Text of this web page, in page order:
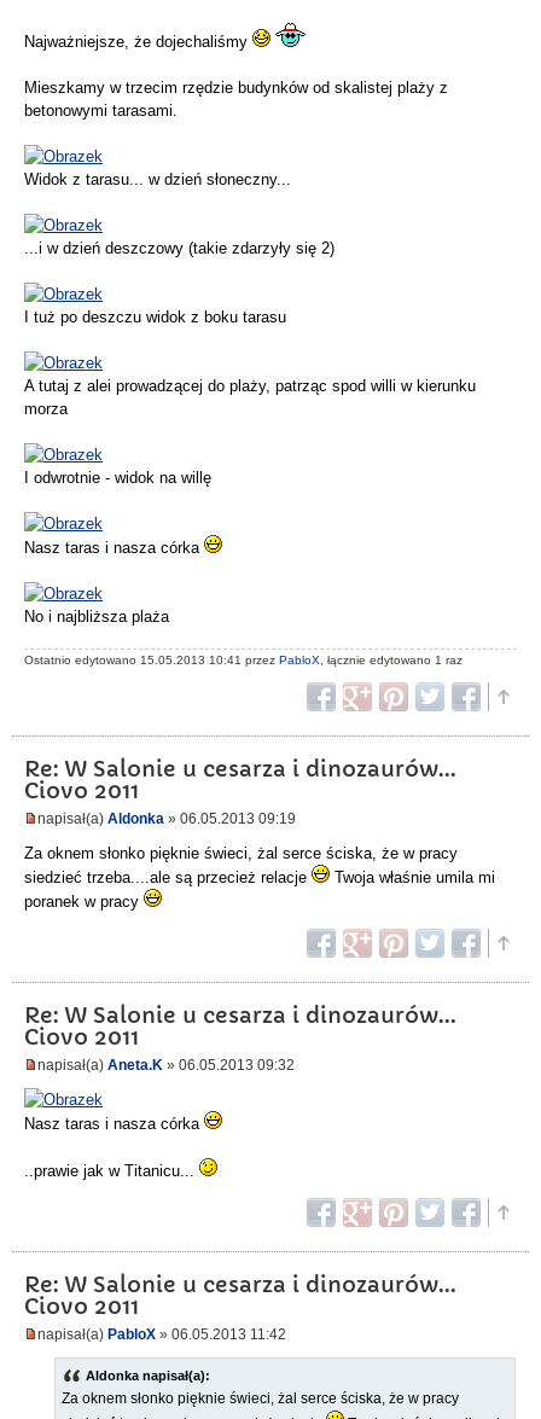
Najważniejsze, że dojechaliśmy
Mieszkamy w trzecim rzędzie budynków od skalistej plaży z
betonowymi tarasami.
Widok z tarasu... w dzień słoneczny...
...i w dzień deszczowy (takie zdarzyły się 2)
I tuż po deszczu widok z boku tarasu
A tutaj z alei prowadzącej do plaży, patrząc spod willi w kierunku
morza
I odwrotnie - widok na willę
Nasz taras i nasza córka
No i najbliższa plaża
Ostatnio edytowano 15.05.2013 10:41 przez PabloX , łącznie edytowano 1 raz
Re: W Salonie u cesarza i dinozaurów...
Ciovo 2011
napisał(a) Aldonka » 06.05.2013 09:19
Za oknem słonko pięknie świeci, żal serce ściska, że w pracy
siedzieć trzeba....ale są przecież relacje
Twoja właśnie umila mi
poranek w pracy
Re: W Salonie u cesarza i dinozaurów...
Ciovo 2011
napisał(a) Aneta.K » 06.05.2013 09:32
Nasz taras i nasza córka
..prawie jak w Titanicu...
Re: W Salonie u cesarza i dinozaurów...
Ciovo 2011
napisał(a) PabloX » 06.05.2013 11:42
Aldonka napisał(a):
Za oknem słonko pięknie świeci, żal serce ściska, że w pracy